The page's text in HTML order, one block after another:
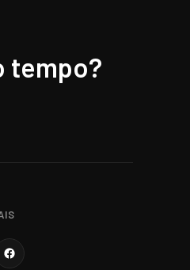
tempo?